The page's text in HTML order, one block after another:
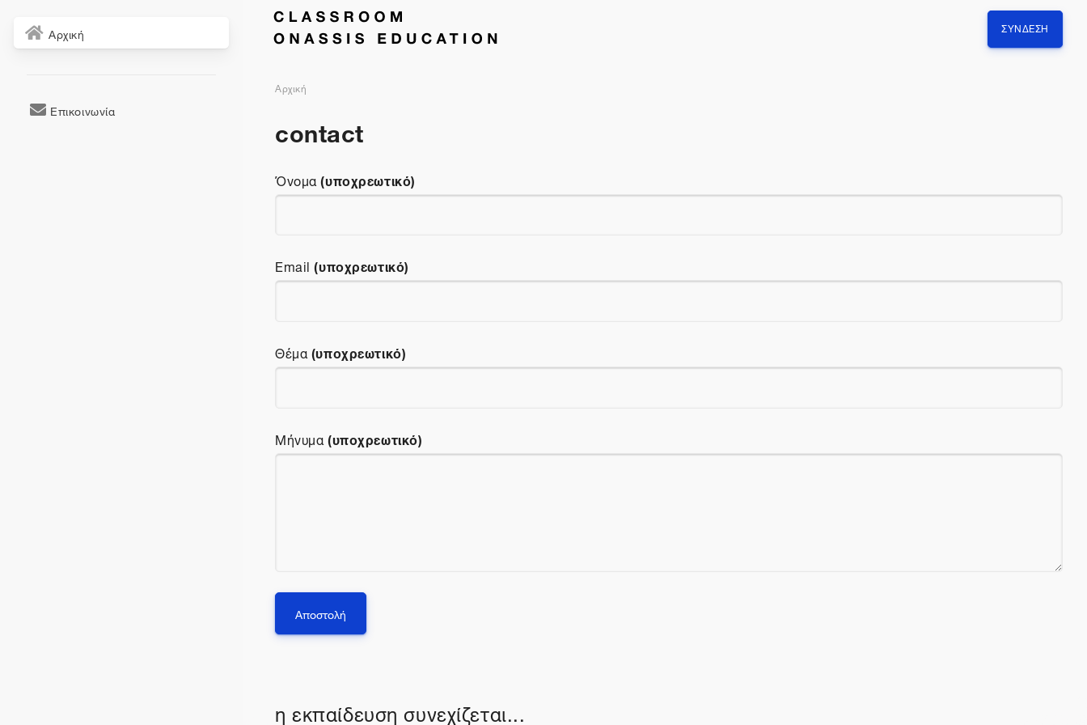
ΣΎΝΔΕΣΗ
Αρχική
contact
Όνομα(υποχρεωτικό)
Email(υποχρεωτικό)
Θέμα(υποχρεωτικό)
Μήνυμα(υποχρεωτικό)
Αρχική
Επικοινωνία
η εκπαίδευση συνεχίζεται...